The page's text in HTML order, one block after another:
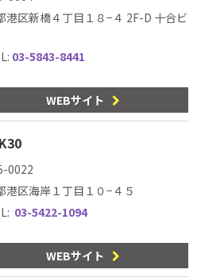
港区新橋４丁目１８−４ 2F-D 十合ビ
03-5843-8441
WEBサイト
0022
港区海岸１丁目１０−４５
03-5422-1094
WEBサイト